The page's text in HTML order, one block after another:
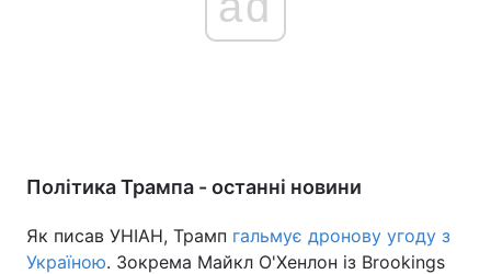
Політика Трампа - останні новини
Як писав УНІАН, Трамп гальмує дронову угоду з
Україною. Зокрема Майкл О'Хенлон із Brookings